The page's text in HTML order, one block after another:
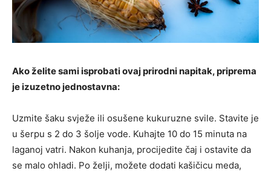
Ako želite sami isprobati ovaj prirodni napitak, priprema
je izuzetno jednostavna:
Uzmite šaku svježe ili osušene kukuruzne svile. Stavite je
u šerpu s 2 do 3 šolje vode. Kuhajte 10 do 15 minuta na
laganoj vatri. Nakon kuhanja, procijedite čaj i ostavite da
se malo ohladi. Po želji, možete dodati kašičicu meda,